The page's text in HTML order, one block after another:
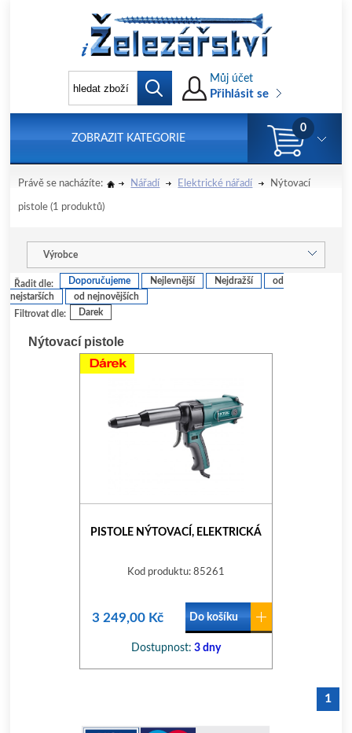
Můj účet
Přihlásit se
ZOBRAZIT KATEGORIE
0
Právě se nacházíte: Nářadí Elektrické nářadí Nýtovací
pistole (1 produktů)
Výrobce
Filtrovat dle: Darek
Řadit dle: Doporučujeme Nejlevnější Nejdražší
od
nejstarších
od nejnovějších
Nýtovací pistole
PISTOLE NÝTOVACÍ, ELEKTRICKÁ
Kod produktu: 85261
3 249,00 Kč Do košíku
Dostupnost: 3 dny
1